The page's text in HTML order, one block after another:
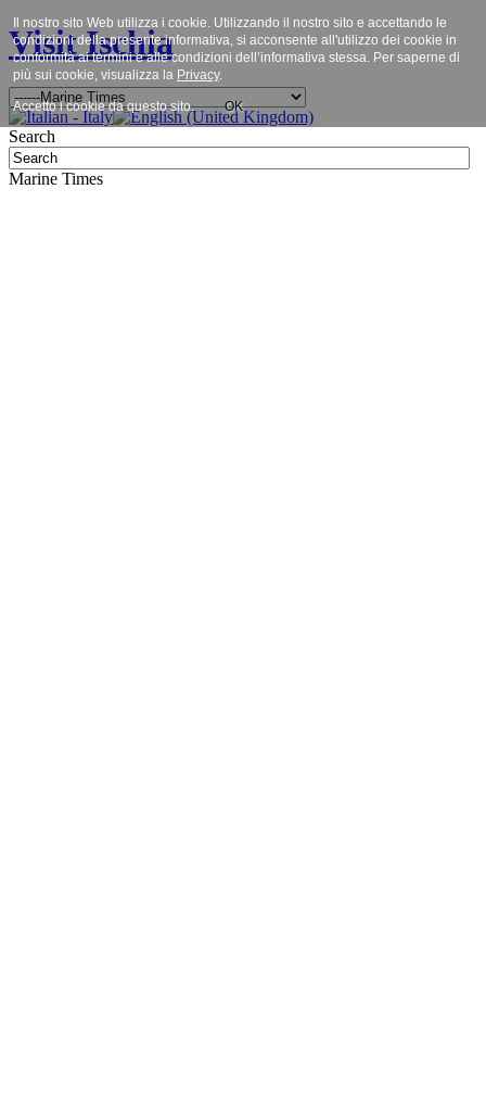
Visit Ischia
Search
Marine Times
Il nostro sito Web utilizza i cookie. Utilizzando il nostro sito e accettando le
condizioni della presente informativa, si acconsente all'utilizzo dei cookie in
conformità ai termini e alle condizioni dell’informativa stessa. Per saperne di
più sui cookie, visualizza la Privacy.
Accetto i cookie da questo sito. OK